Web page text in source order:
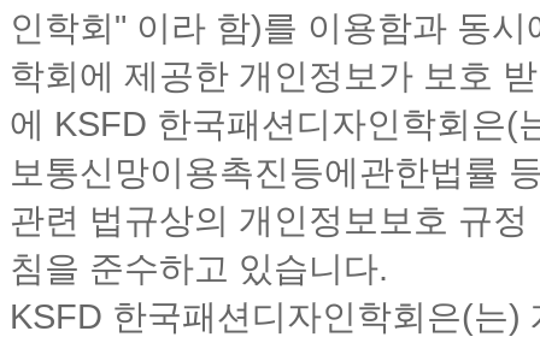
인학회" 이라 함)를 이용함과 동
학회에 제공한 개인정보가 보호
에 KSFD 한국패션디자인학회은(
보통신망이용촉진등에관한법률
관련 법규상의 개인정보보호 규
침을 준수하고 있습니다.
KSFD 한국패션디자인학회은(는